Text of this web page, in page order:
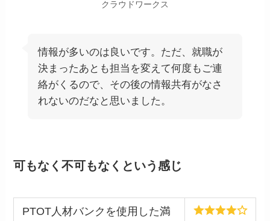
クラウドワークス
情報が多いのは良いです。ただ、就職が
決まったあとも担当を変えて何度もご連
絡がくるので、その後の情報共有がなさ
れないのだなと思いました。
可もなく不可もなくという感じ
PTOT人材バンクを使用した満